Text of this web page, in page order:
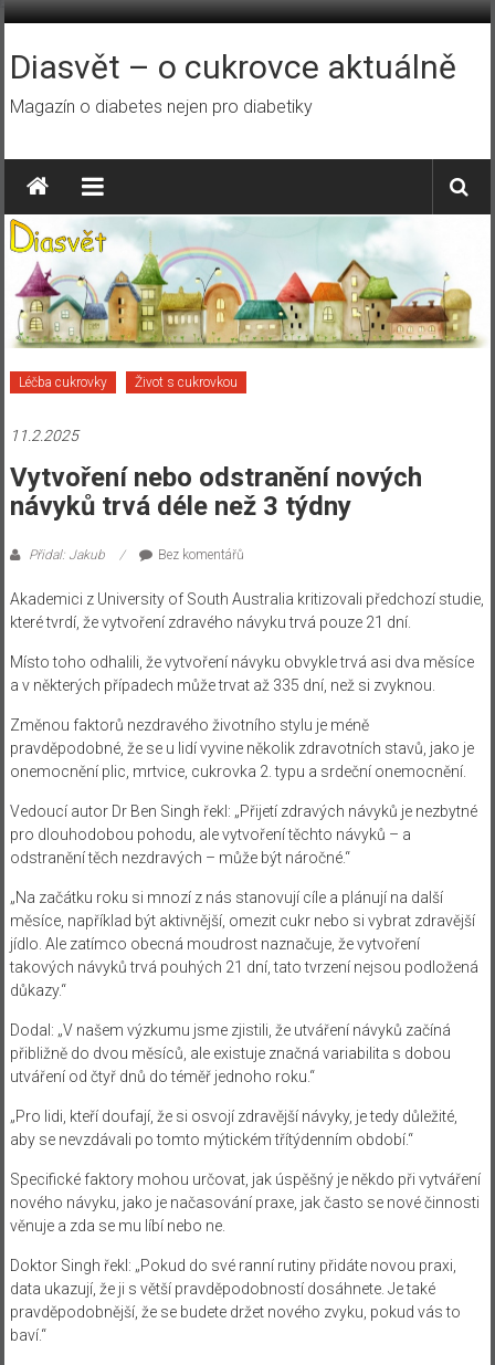
Přeskočit
obsah
Diasvět – o cukrovce aktuálně
Magazín o diabetes nejen pro diabetiky
Léčba cukrovky Život s cukrovkou
11.2.2025
Vytvoření nebo odstranění nových
návyků trvá déle než 3 týdny
Přidal: Jakub Bez komentářů
Akademici z University of South Australia kritizovali předchozí studie,
které tvrdí, že vytvoření zdravého návyku trvá pouze 21 dní.
Místo toho odhalili, že vytvoření návyku obvykle trvá asi dva měsíce
a v některých případech může trvat až 335 dní, než si zvyknou.
Změnou faktorů nezdravého životního stylu je méně
pravděpodobné, že se u lidí vyvine několik zdravotních stavů, jako je
onemocnění plic, mrtvice, cukrovka 2. typu a srdeční onemocnění.
Vedoucí autor Dr Ben Singh řekl: „Přijetí zdravých návyků je nezbytné
pro dlouhodobou pohodu, ale vytvoření těchto návyků – a
odstranění těch nezdravých – může být náročné.“
„Na začátku roku si mnozí z nás stanovují cíle a plánují na další
měsíce, například být aktivnější, omezit cukr nebo si vybrat zdravější
jídlo. Ale zatímco obecná moudrost naznačuje, že vytvoření
takových návyků trvá pouhých 21 dní, tato tvrzení nejsou podložená
důkazy.“
Dodal: „V našem výzkumu jsme zjistili, že utváření návyků začíná
přibližně do dvou měsíců, ale existuje značná variabilita s dobou
utváření od čtyř dnů do téměř jednoho roku.“
„Pro lidi, kteří doufají, že si osvojí zdravější návyky, je tedy důležité,
aby se nevzdávali po tomto mýtickém třítýdenním období.“
Specifické faktory mohou určovat, jak úspěšný je někdo při vytváření
nového návyku, jako je načasování praxe, jak často se nové činnosti
věnuje a zda se mu líbí nebo ne.
Doktor Singh řekl: „Pokud do své ranní rutiny přidáte novou praxi,
data ukazují, že ji s větší pravděpodobností dosáhnete. Je také
pravděpodobnější, že se budete držet nového zvyku, pokud vás to
baví.“